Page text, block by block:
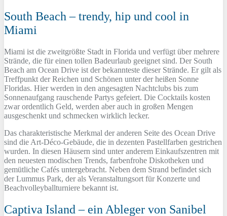
South Beach – trendy, hip und cool in
Miami
Miami ist die zweitgrößte Stadt in Florida und verfügt über mehrere
Strände, die für einen tollen Badeurlaub geeignet sind. Der South
Beach am Ocean Drive ist der bekannteste dieser Strände. Er gilt als
Treffpunkt der Reichen und Schönen unter der heißen Sonne
Floridas. Hier werden in den angesagten Nachtclubs bis zum
Sonnenaufgang rauschende Partys gefeiert. Die Cocktails kosten
zwar ordentlich Geld, werden aber auch in großen Mengen
ausgeschenkt und schmecken wirklich lecker.
Das charakteristische Merkmal der anderen Seite des Ocean Drive
sind die Art-Déco-Gebäude, die in dezenten Pastellfarben gestrichen
wurden. In diesen Häusern sind unter anderem Einkaufszentren mit
den neuesten modischen Trends, farbenfrohe Diskotheken und
gemütliche Cafés untergebracht. Neben dem Strand befindet sich
der Lummus Park, der als Veranstaltungsort für Konzerte und
Beachvolleyballturniere bekannt ist.
Captiva Island – ein Ableger von Sanibel